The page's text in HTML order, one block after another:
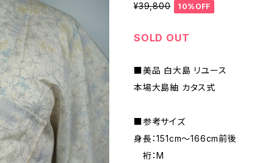
¥39,800 10%OFF
SOLD OUT
■美品 白大島 リユース
本場大島紬 カタス式
■参考サイズ
身長：151cm～166cm前後
裄：M